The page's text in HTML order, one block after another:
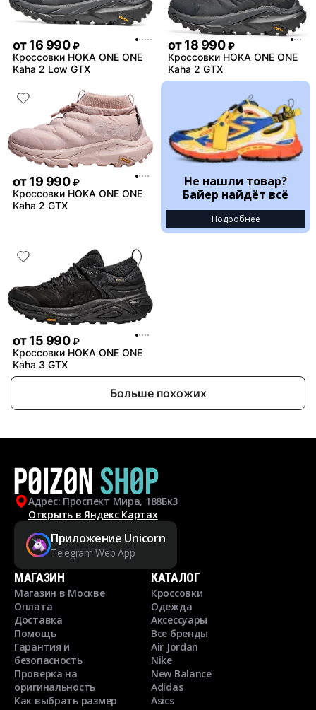
от16 990 ₽
Кроссовки HOKA ONE ONE
Kaha 2 Low GTX
от18 990 ₽
Кроссовки HOKA ONE ONE
Kaha 2 GTX
от19 990 ₽
Кроссовки HOKA ONE ONE
Kaha 2 GTX
Не нашли товар?
Байер найдёт всё
Подробнее
от15 990 ₽
Кроссовки HOKA ONE ONE
Kaha 3 GTX
Больше похожих
Адрес: Проспект Мира, 188Бк3
Открыть в Яндекс Картах
Приложение Unicorn
Telegram Web App
МАГАЗИН
Магазин в Москве
Оплата
Доставка
Помощь
Гарантия и
безопасность
Проверка на
оригинальность
Как выбрать размер
КАТАЛОГ
Кроссовки
Одежда
Аксессуары
Все бренды
Air Jordan
Nike
New Balance
Adidas
Asics